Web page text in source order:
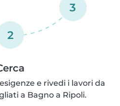
2
3
e rivedi i lavori da
a Bagno a Ripoli.